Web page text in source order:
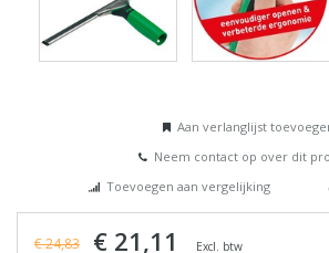
Aan verlanglijst
Neem contact op over dit
Toevoegen aan vergelijking
€ 24,83 € 21,11 Excl. btw